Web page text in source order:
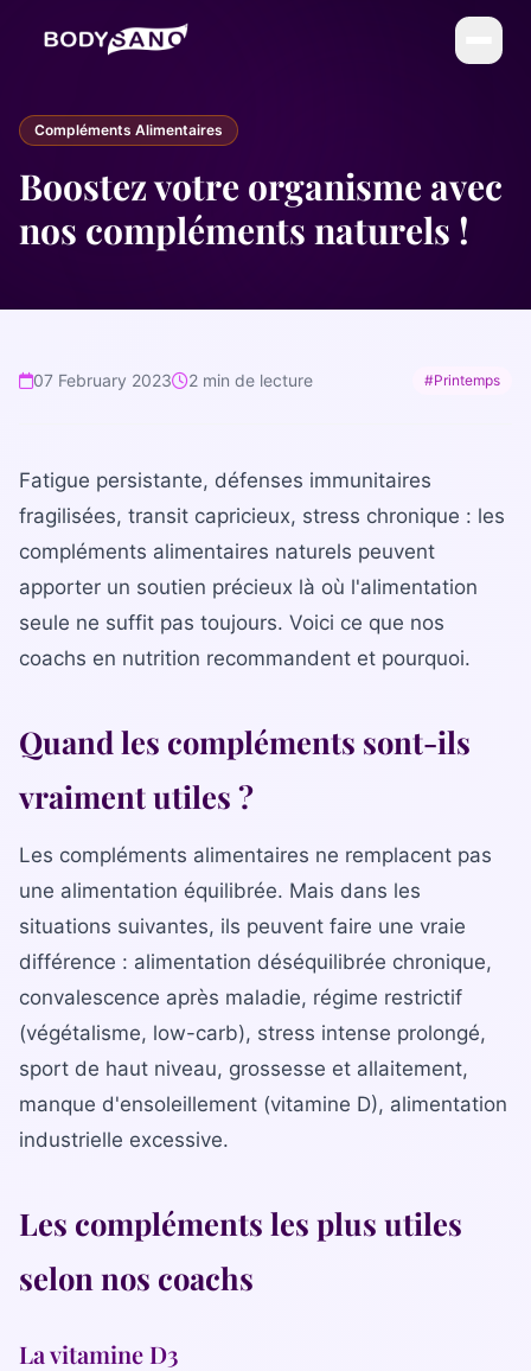
DIÉTÉTIQUE
La Méthode BodySano
Calories par activité
Calories par aliment
Soins esthétiques
COMPLÉMENTS
La gamme complète
La Diet Box
Devenez franchisé(e)
Reconversion professionnelle
Contact
Compléments Alimentaires
Boostez votre organisme avec
nos compléments naturels !
07 February 2023 2 min de lecture #Printemps
Fatigue persistante, défenses immunitaires
fragilisées, transit capricieux, stress chronique : les
compléments alimentaires naturels peuvent
apporter un soutien précieux là où l'alimentation
seule ne suffit pas toujours. Voici ce que nos
coachs en nutrition recommandent et pourquoi.
Quand les compléments sont-ils
vraiment utiles ?
Les compléments alimentaires ne remplacent pas
une alimentation équilibrée. Mais dans les
situations suivantes, ils peuvent faire une vraie
différence : alimentation déséquilibrée chronique,
convalescence après maladie, régime restrictif
(végétalisme, low-carb), stress intense prolongé,
sport de haut niveau, grossesse et allaitement,
manque d'ensoleillement (vitamine D), alimentation
industrielle excessive.
Les compléments les plus utiles
selon nos coachs
La vitamine D3